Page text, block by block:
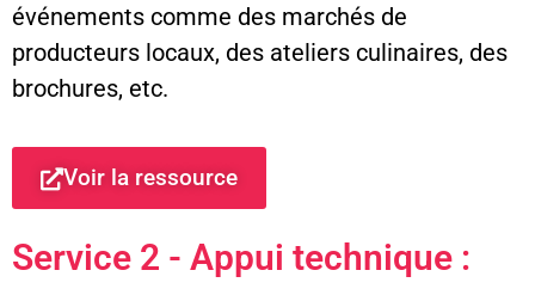
événements comme des marchés de
producteurs locaux, des ateliers culinaires, des
brochures, etc.
Voir la ressource
Service 2 - Appui technique :